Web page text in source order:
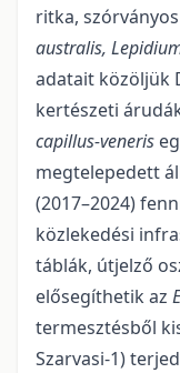
ritka,
australis,
adatait közöljük
kertészeti
capil­lus-veneris
megtelepedett
(2017–2024)
közlekedési
táblák, útjelző
elősegíthetik az
termesztésből
Szarvasi-1)